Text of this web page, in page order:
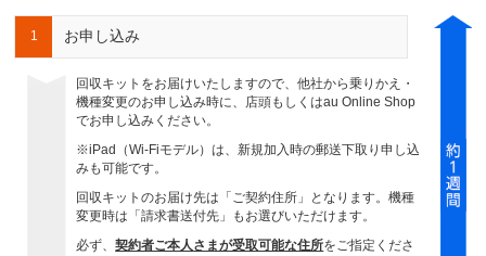
1 お申し込み
回収キットをお届けいたしますので、他社から乗りかえ・
機種変更のお申し込み時に、店頭もしくはau Online Shop
でお申し込みください。
※iPad（Wi-Fiモデル）は、新規加入時の郵送下取り申し込
みも可能です。
回収キットのお届け先は「ご契約住所」となります。機種
変更時は「請求書送付先」もお選びいただけます。
必ず、契約者ご本人さまが受取可能な住所をご指定くださ